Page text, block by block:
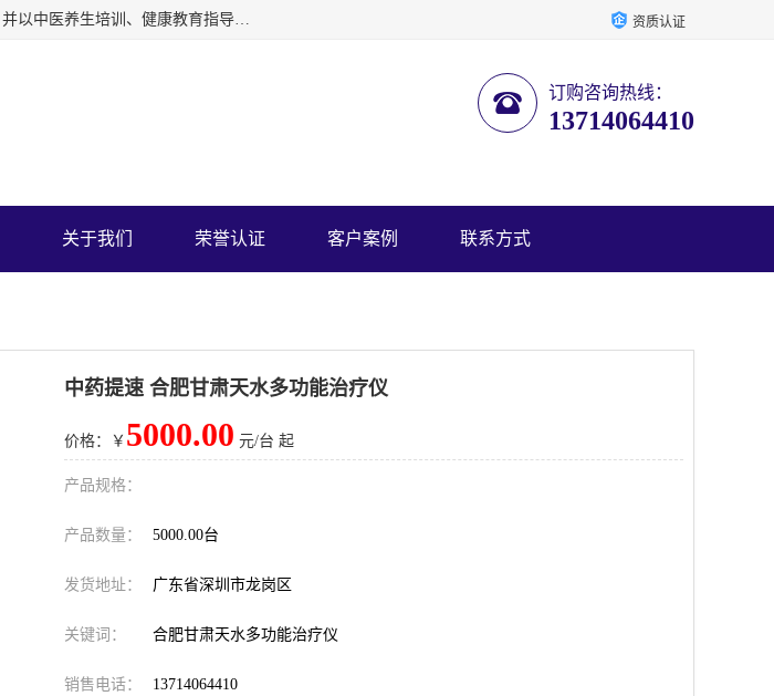
深圳运康达华科技有限公司以从事中多功能治疗仪的开发研制、生产制造、销售服务为核心，并以中医养生培训、健康教育指导为依托、秉承弘扬民族中医药、造福人类健康的精神理念，以祖国的医学名著《黄帝内经》为理论基础，结合现代医疗、保健养生等，创立了中药提速疗法，开辟了一条新的治疗途径。 资质认证
订购咨询热线：
13714064410
关于我们 荣誉认证 客户案例 联系方式
中药提速 合肥甘肃天水多功能治疗仪
价格：￥ 5000.00 元/台 起
产品规格：
产品数量： 5000.00台
发货地址： 广东省深圳市龙岗区
关键词： 合肥甘肃天水多功能治疗仪
销售电话： 13714064410